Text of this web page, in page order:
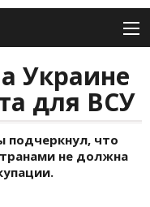
Украине
для ВСУ
подчеркнул, что
не должна